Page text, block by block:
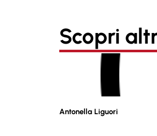
Scopri
Antonella Liguori